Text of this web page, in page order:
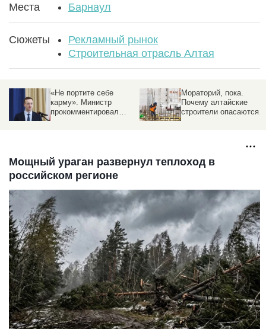
Места Барнаул
Сюжеты
Рекламный рынок
Строительная отрасль Алтая
«Не портите себе
карму». Министр
прокомментировал
Мораторий, пока.
Почему алтайские
строители опасаются
Мощный ураган развернул теплоход в
российском регионе